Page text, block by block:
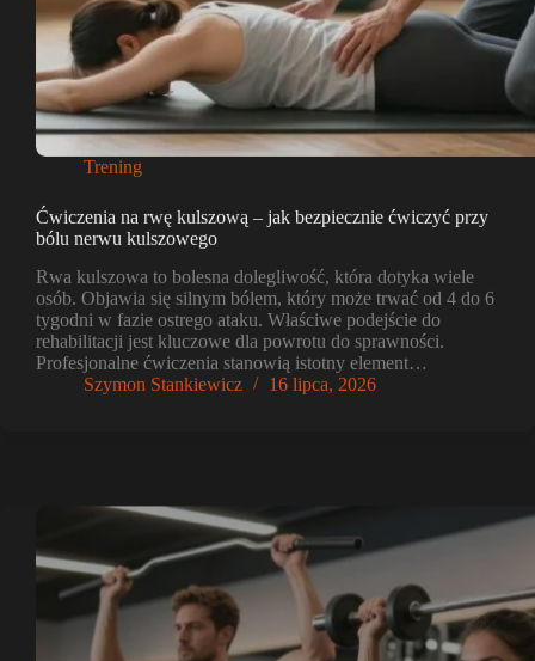
Trening
Ćwiczenia na rwę kulszową – jak bezpiecznie ćwiczyć przy
bólu nerwu kulszowego
Rwa kulszowa to bolesna dolegliwość, która dotyka wiele
osób. Objawia się silnym bólem, który może trwać od 4 do 6
tygodni w fazie ostrego ataku. Właściwe podejście do
rehabilitacji jest kluczowe dla powrotu do sprawności.
Profesjonalne ćwiczenia stanowią istotny element…
Szymon Stankiewicz
16 lipca, 2026